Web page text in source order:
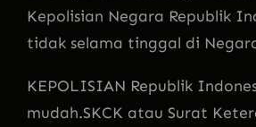
Kepolisian Negara Republik
tidak selama tinggal di
KEPOLISIAN Republik
mudah.SKCK atau Surat